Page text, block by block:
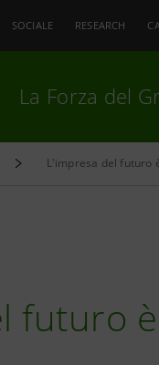
SOCIALE RESEARCH
La Forza del
L'impresa del futuro
futuro